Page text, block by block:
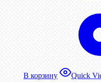
В корзину Quick